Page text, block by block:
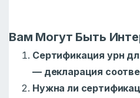
Вам Могут Быть
Сертификация урн
— декларация
Нужна ли